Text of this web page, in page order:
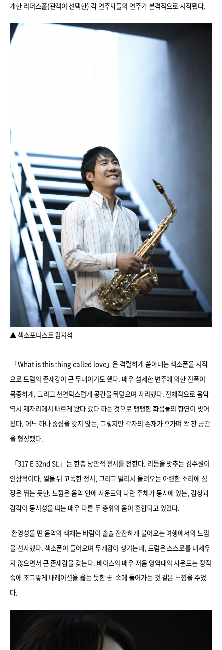
개한 리더스폴(관객이 선택한) 각 연주자들의 연주가 본격적으로 시작됐다.
▲ 색소포니스트 김지석
「What is this thing called love」은 격렬하게 쏟아내는 색소폰을 시작
으로 드럼의 존재감이 큰 무대이기도 했다. 매우 섬세한 변주에 의한 진폭이
묵중하게, 그리고 천연덕스럽게 공간을 뒤덮으며 자리했다. 전체적으로 음악
역시 제자리에서 빠르게 왔다 갔다 하는 것으로 팽팽한 화음들의 향연이 빚어
졌다. 어느 하나 중심을 갖지 않는, 그렇지만 각자의 존재가 오가며 꽉 찬 공간
을 형성했다.
「317 E 32nd St.」는 한층 낭만적 정서를 전한다. 리듬을 맞추는 김주원이
인상적이다. 썰물 뒤 고독한 정서, 그리고 멀리서 들려오는 아련한 소리에 심
장은 뛰는 듯한, 느낌은 음악 안에 사운드와 나란 주체가 동시에 있는, 감상과
감각이 동시성을 띠는 매우 다른 두 층위의 음이 혼합되고 있었다.
환영성을 띤 음악의 색채는 바람이 솔솔 잔잔하게 불어오는 여행에서의 느낌
을 선사했다. 색소폰이 들어오며 무게감이 생기는데, 드럼은 스스로를 내세우
지 않으면서 큰 존재감을 갖는다. 베이스의 매우 저음 영역대의 사운드는 정적
속에 조그맣게 내레이션을 읊는 듯한 꿈 속에 들어가는 것 같은 느낌을 주었
다.